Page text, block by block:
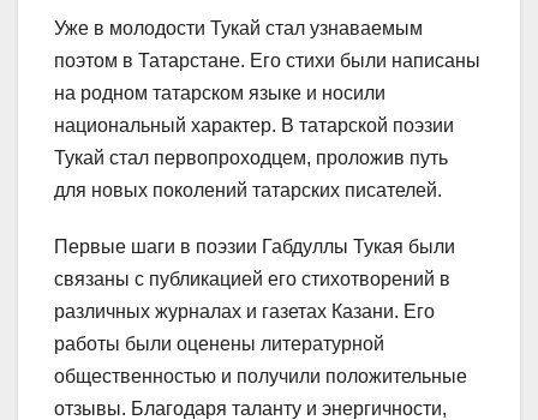
Уже в молодости Тукай стал узнаваемым
поэтом в Татарстане. Его стихи были написаны
на родном татарском языке и носили
национальный характер. В татарской поэзии
Тукай стал первопроходцем, проложив путь
для новых поколений татарских писателей.
Первые шаги в поэзии Габдуллы Тукая были
связаны с публикацией его стихотворений в
различных журналах и газетах Казани. Его
работы были оценены литературной
общественностью и получили положительные
отзывы. Благодаря таланту и энергичности,